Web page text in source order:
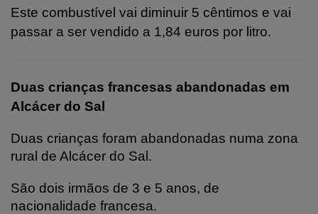
Este combustível vai diminuir 5 cêntimos e vai
passar a ser vendido a 1,84 euros por litro.
Duas crianças francesas abandonadas em
Alcácer do Sal
Duas crianças foram abandonadas numa zona
rural de Alcácer do Sal.
São dois irmãos de 3 e 5 anos, de
nacionalidade francesa.